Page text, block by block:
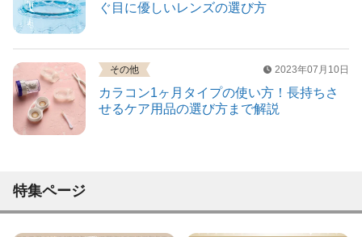
ぐ目に優しいレンズの選び方
その他 2023年07月10日
カラコン1ヶ月タイプの使い方！長持ちさ
せるケア用品の選び方まで解説
特集ページ